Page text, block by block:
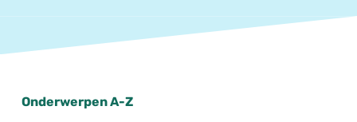
Onderwerpen A-Z